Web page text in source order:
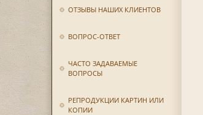
ОТЗЫВЫ НАШИХ КЛИЕНТОВ
ВОПРОС-ОТВЕТ
ЧАСТО ЗАДАВАЕМЫЕ
ВОПРОСЫ
РЕПРОДУКЦИИ КАРТИН ИЛИ
КОПИИ